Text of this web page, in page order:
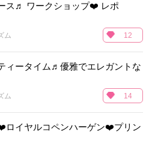
ス♬ ワークショップ❤️ レポ
ム 12
ィータイム♬優雅でエレガントな
ム 14
ロイヤルコペンハーゲン❤️プリン